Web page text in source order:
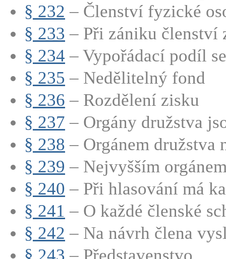
§ 232 – Členství fyzické
§ 233 – Při zániku členství
§ 234 – Vypořádací podíl
§ 235 – Nedělitelný fond
§ 236 – Rozdělení zisku
§ 237 – Orgány družstva
§ 238 – Orgánem družstva
§ 239 – Nejvyšším
§ 240 – Při hlasování má
§ 241 – O každé členské
§ 242 – Na návrh člena